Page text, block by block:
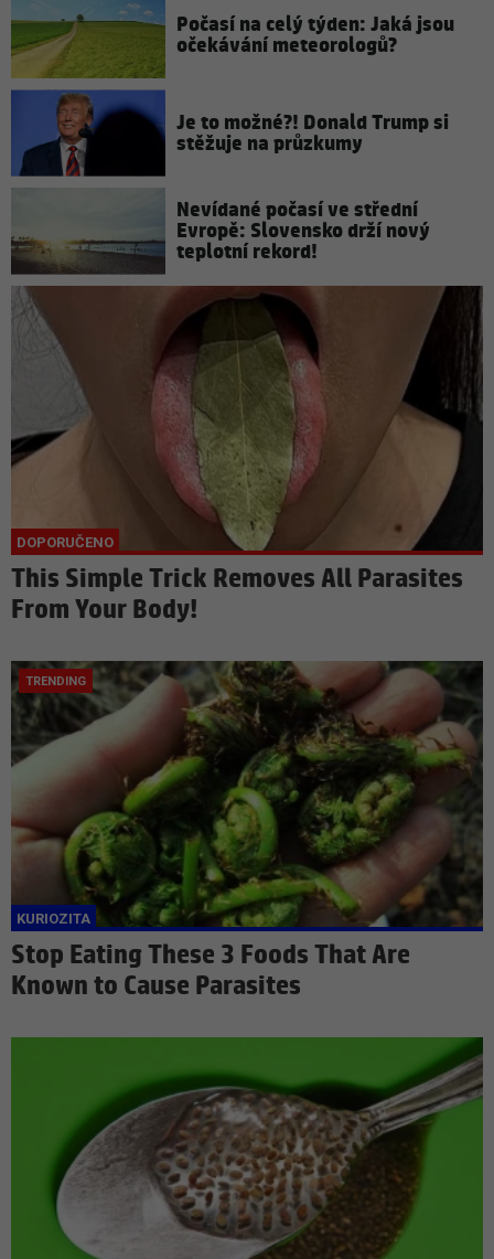
Počasí na celý týden: Jaká jsou
očekávání meteorologů?
Je to možné?! Donald Trump si
stěžuje na průzkumy
Nevídané počasí ve střední
Evropě: Slovensko drží nový
teplotní rekord!
This Simple Trick Removes All Parasites
From Your Body!
Stop Eating These 3 Foods That Are
Known to Cause Parasites